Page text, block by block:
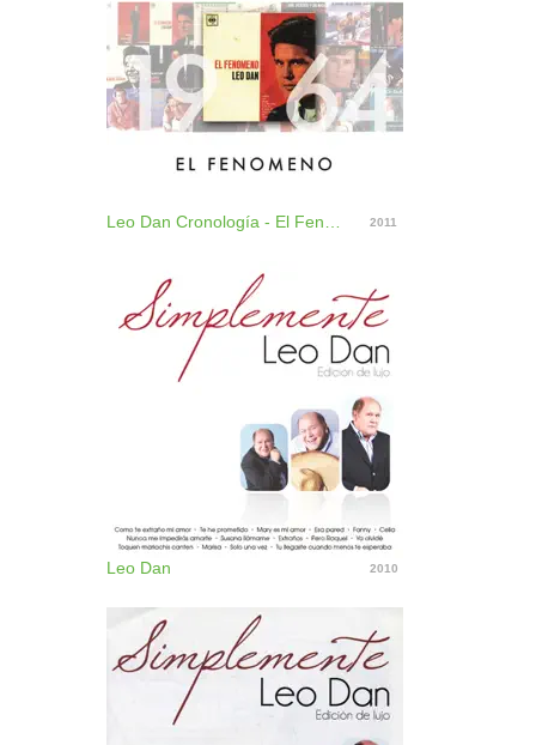
2011
Leo Dan 2010